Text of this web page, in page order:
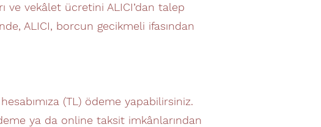
vekâlet ücretini ALICI’dan talep
ALICI, borcun gecikmeli ifasından
(TL) ödeme yapabilirsiniz.
ya da online taksit imkânlarından